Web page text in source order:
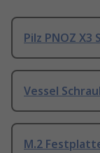
Pilz PNOZ X3
Vessel
M.2